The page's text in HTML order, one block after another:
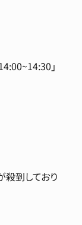
」
殺到しており